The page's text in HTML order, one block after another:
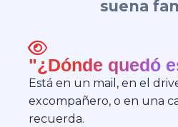
suena
"¿Dónde quedó
Está en un mail, en el
excompañero, o en una
recuerda.